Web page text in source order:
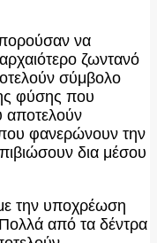
να
ζωντανό
σύμβολο
φύσης που
αποτελούν
που φανερώνουν την
δια μέσου
την υποχρέωση
Πολλά από τα δέντρα